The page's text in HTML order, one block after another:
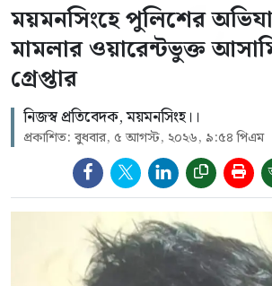
ময়মনসিংহে পুলিশের
মামলার ওয়ারেন্টভুক্ত
গ্রেপ্তার
নিজস্ব প্রতিবেদক, ময়মনসিংহ।।
প্রকাশিত: বুধবার, ৫ আগস্ট, ২০২৬, ৯:৫৪ পিএম